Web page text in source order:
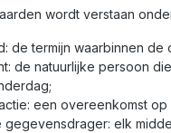
wordt verstaan
de termijn waarbinnen
de natuurlijke persoon
een overeenkomst
gegevensdrager: elk